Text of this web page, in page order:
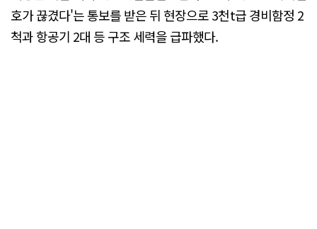
호가 끊겼다'는 통보를 받은 뒤 현장으로 3천t급 경비함정 2
척과 항공기 2대 등 구조 세력을 급파했다.